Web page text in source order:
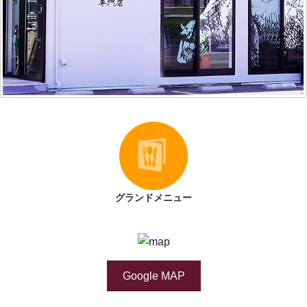
グランドメニュー
Google MAP